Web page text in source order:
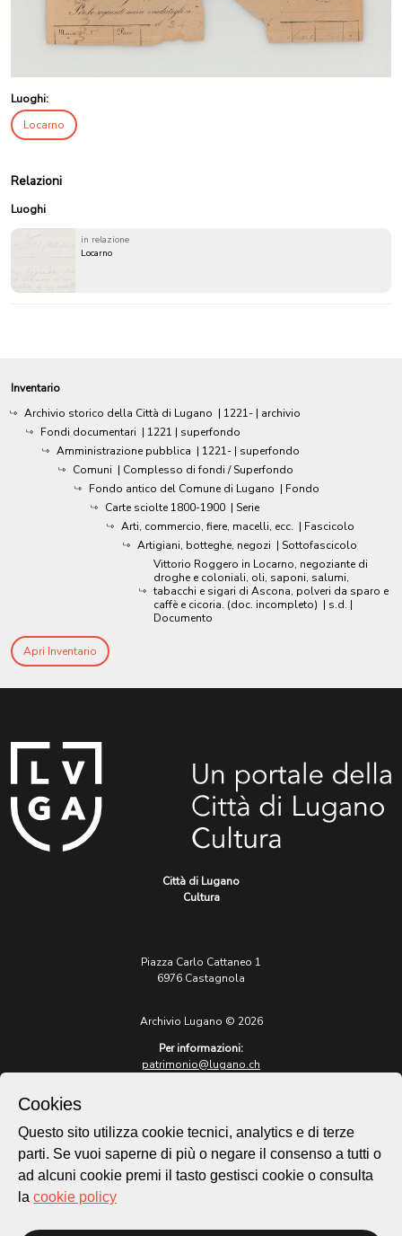
Luoghi:
Locarno
Relazioni
Luoghi
in relazione
Locarno
Inventario
Archivio storico della Città di Lugano | 1221- | archivio
Fondi documentari | 1221 | superfondo
Amministrazione pubblica | 1221- | superfondo
Comuni | Complesso di fondi / Superfondo
Fondo antico del Comune di Lugano | Fondo
Carte sciolte 1800-1900 | Serie
Arti, commercio, fiere, macelli, ecc. | Fascicolo
Artigiani, botteghe, negozi | Sottofascicolo
Vittorio Roggero in Locarno, negoziante di
droghe e coloniali, oli, saponi, salumi,
tabacchi e sigari di Ascona, polveri da sparo e
caffè e cicoria. (doc. incompleto) | s.d. |
Documento
Apri Inventario
Città di Lugano
Cultura
Piazza Carlo Cattaneo 1
6976 Castagnola
Archivio Lugano © 2026
Per informazioni:
patrimonio@lugano.ch
lugano.ch
Cookie policy
Homepage
Cookies
Questo sito utilizza cookie tecnici, analytics e di terze
parti. Se vuoi saperne di più o negare il consenso a tutti o
ad alcuni cookie premi il tasto gestisci cookie o consulta
la cookie policy